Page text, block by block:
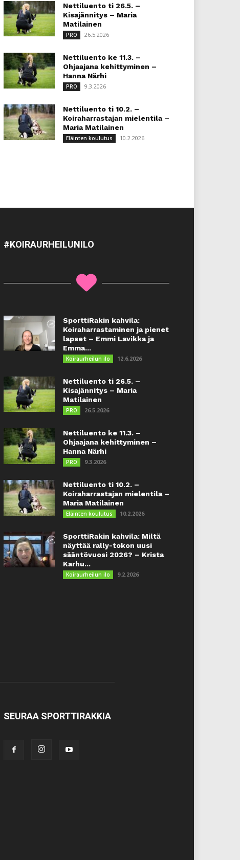
Nettiluento ti 26.5. –
Kisajännitys – Maria
Matilainen
PRO 26.5.2026
Nettiluento ke 11.3. –
Ohjaajana kehittyminen –
Hanna Närhi
PRO 9.3.2026
Nettiluento ti 10.2. –
Koiraharrastajan mielentila –
Maria Matilainen
Eläinten koulutus 10.2.2026
#KOIRAURHEILUNILO
SporttiRakin kahvila:
Koiraharrastaminen ja pienet
lapset – Emmi Lavikka ja
Emma...
Koiraurheilun ilo 12.6.2026
Nettiluento ti 26.5. –
Kisajännitys – Maria
Matilainen
PRO 26.5.2026
Nettiluento ke 11.3. –
Ohjaajana kehittyminen –
Hanna Närhi
PRO 9.3.2026
Nettiluento ti 10.2. –
Koiraharrastajan mielentila –
Maria Matilainen
Eläinten koulutus 10.2.2026
SporttiRakin kahvila: Miltä
näyttää rally-tokon uusi
sääntövuosi 2026? – Krista
Karhu...
Koiraurheilun ilo 9.2.2026
SEURAA SPORTTIRAKKIA